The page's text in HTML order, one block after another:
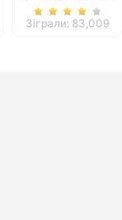
Adventures
Зіграли: 83,009